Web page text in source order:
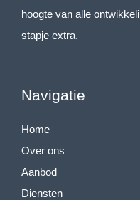
hoogte van alle
stapje extra.
Navigatie
Home
Over ons
Aanbod
Diensten